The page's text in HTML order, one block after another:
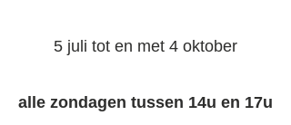
5 juli tot en met 4 oktober
alle zondagen tussen 14u en 17u